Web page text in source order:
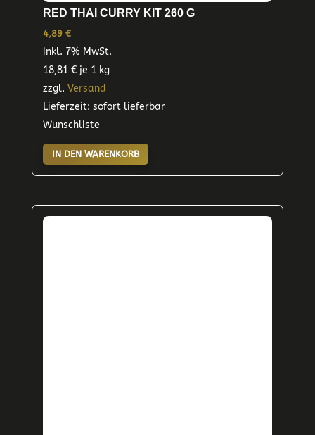
RED THAI CURRY KIT 260 G
4,89 €
inkl. 7% MwSt.
18,81 €je 1 kg
zzgl. Versand
Lieferzeit: sofort lieferbar
Wunschliste
IN DEN WARENKORB